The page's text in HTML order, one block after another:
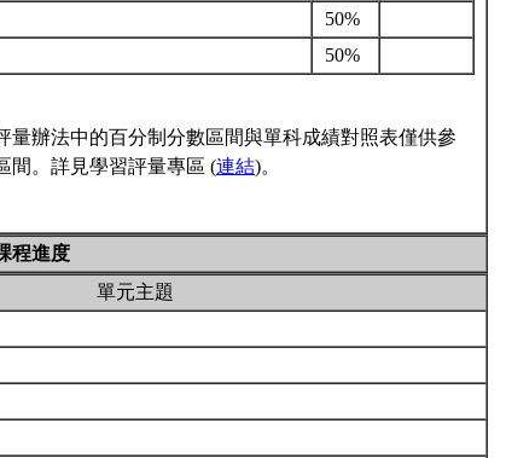
50%
50%
量辦法中的百分制分數區間與單科成績對照表僅供參
間。詳見學習評量專區 (連結)。
程進度
單元主題